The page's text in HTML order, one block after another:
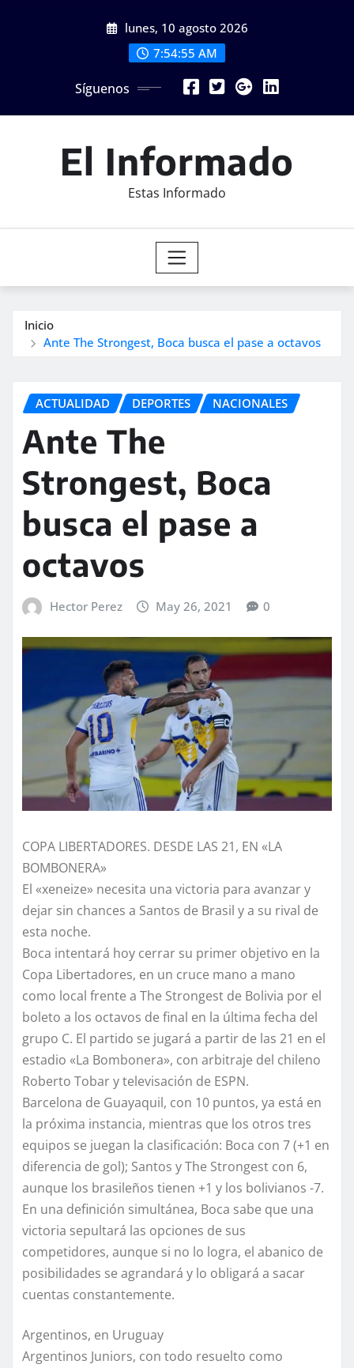
lunes, 10 agosto 2026
7:54:57 AM
Síguenos
El Informado
Estas Informado
Inicio
Ante The Strongest, Boca busca el pase a octavos
ACTUALIDAD DEPORTES NACIONALES
Ante The
Strongest, Boca
busca el pase a
octavos
Hector Perez May 26, 2021 0
COPA LIBERTADORES. DESDE LAS 21, EN «LA
BOMBONERA»
El «xeneize» necesita una victoria para avanzar y
dejar sin chances a Santos de Brasil y a su rival de
esta noche.
Boca intentará hoy cerrar su primer objetivo en la
Copa Libertadores, en un cruce mano a mano
como local frente a The Strongest de Bolivia por el
boleto a los octavos de final en la última fecha del
grupo C. El partido se jugará a partir de las 21 en el
estadio «La Bombonera», con arbitraje del chileno
Roberto Tobar y televisación de ESPN.
Barcelona de Guayaquil, con 10 puntos, ya está en
la próxima instancia, mientras que los otros tres
equipos se juegan la clasificación: Boca con 7 (+1 en
diferencia de gol); Santos y The Strongest con 6,
aunque los brasileños tienen +1 y los bolivianos -7.
En una definición simultánea, Boca sabe que una
victoria sepultará las opciones de sus
competidores, aunque si no lo logra, el abanico de
posibilidades se agrandará y lo obligará a sacar
cuentas constantemente.
Argentinos, en Uruguay
Argentinos Juniors, con todo resuelto como